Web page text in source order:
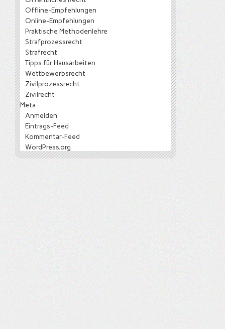
Offline-Empfehlungen
Online-Empfehlungen
Praktische Methodenlehre
Strafprozessrecht
Strafrecht
Tipps für Hausarbeiten
Wettbewerbsrecht
Zivilprozessrecht
Zivilrecht
Meta
Anmelden
Eintrags-Feed
Kommentar-Feed
WordPress.org